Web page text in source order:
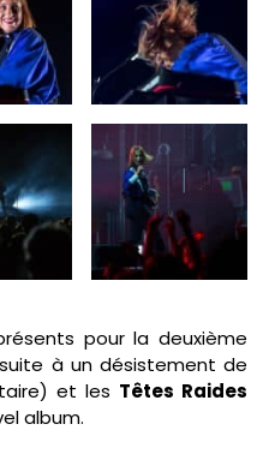
pour la deuxième
à un désistement de
et les Têtes Raides
album.